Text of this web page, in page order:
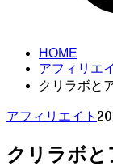
HOME
アフィリエ
クリラボと
アフィリエイト
クリラボと